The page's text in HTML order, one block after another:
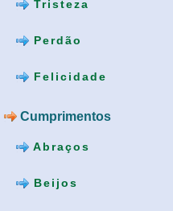
Tristeza
Perdão
Felicidade
Cumprimentos
Abraços
Beijos